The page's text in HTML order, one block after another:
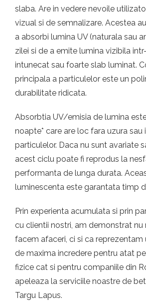
slaba. Are in vedere nevoile
vizual si de semnalizare. Acestea
a absorbi lumina UV (naturala sau
zilei si de a emite lumina vizibila
intunecat sau foarte slab luminat.
principala a particulelor este un
durabilitate ridicata.
Absorbtia UV/emisia de lumina
noapte* care are loc fara uzura sau
particulelor. Daca nu sunt avariate
acest ciclu poate fi reprodus la
performanta de lunga durata.
luminescenta este garantata timp
Prin experienta acumulata si prin
cu clientii nostri, am demonstrat nu
facem afaceri, ci si ca
de maxima incredere pentru atat
fizice cat si pentru companiile din
apeleaza la serviciile noastre de
Targu Lapus.